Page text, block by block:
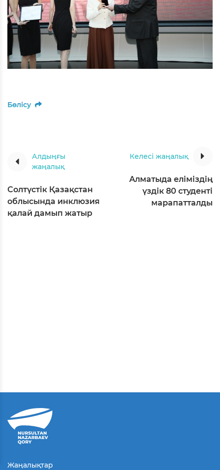
Бөлісу
Алдыңғы
жаңалық
Солтүстік Қазақстан
облысында инклюзия
қалай дамып жатыр
Келесі жаңалық
Алматыда еліміздің
үздік 80 студенті
марапатталды
Жаңалықтар